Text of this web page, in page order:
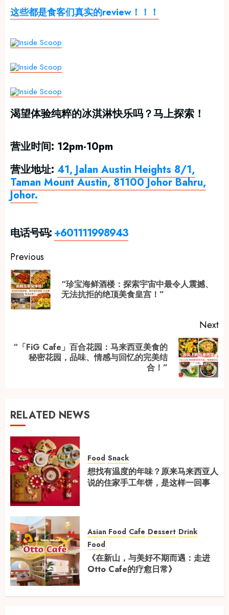
这些都是食客们真实的review！！！
渴望体验纯粹的冰淇淋快乐吗？马上探索！
营业时间: 12pm-10pm
营业地址: 41, Jalan Austin Heights 8/1,
Taman Mount Austin, 81100 Johor Bahru,
Johor.
电话号码: +601111998943
Post
navigation
Previous
“珍宝海鲜酒楼：探索宇宙中最令人震撼、
无法抗拒的绝顶美食皇宫！”
Next
Next
“「FiG Cafe」百合花园：马来西亚美食的
秘密花园，品味、情感与回忆的完美结
合！”
RELATED NEWS
Food Snack
想找有温度的年味？原来马来西亚人
说的住家手工年饼，是这样一回事
Asian Food Cafe Dessert Drink
Food
《在新山，与美好不期而遇：走进
Otto Cafe的疗愈日常》